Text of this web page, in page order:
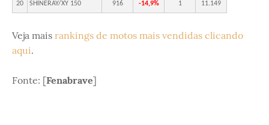
20 SHINERAY/XY 150 916 -14,9% 1 11.149
Veja mais rankings de motos mais vendidas clicando
aqui.
Fonte: [Fenabrave]